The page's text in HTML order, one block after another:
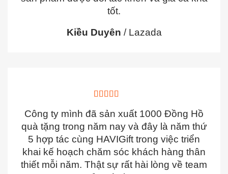
tốt.
Kiều Duyên / Lazada
Công ty mình đã sản xuất 1000 Đồng Hồ
quà tặng trong năm nay và đây là năm thứ
5 hợp tác cùng HAVIGift trong việc triển
khai kế hoạch chăm sóc khách hàng thân
thiết mỗi năm. Thật sự rất hài lòng về team